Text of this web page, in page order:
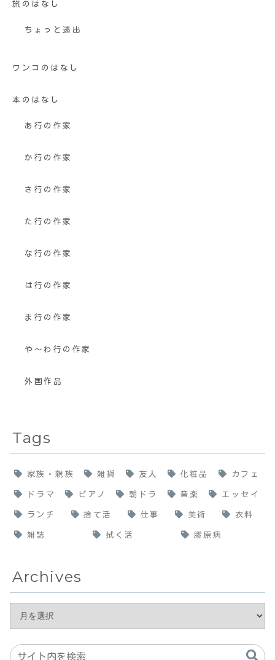
旅のはなし
ちょっと遠出
ワンコのはなし
本のはなし
あ行の作家
か行の作家
さ行の作家
た行の作家
な行の作家
は行の作家
ま行の作家
や〜わ行の作家
外国作品
Tags
家族・親族 雑貨 友人 化粧品 カフェ
ドラマ ピアノ 朝ドラ 音楽 エッセイ
ランチ 捨て活 仕事 美術 衣料
雑誌 拭く活 膠原病
Archives